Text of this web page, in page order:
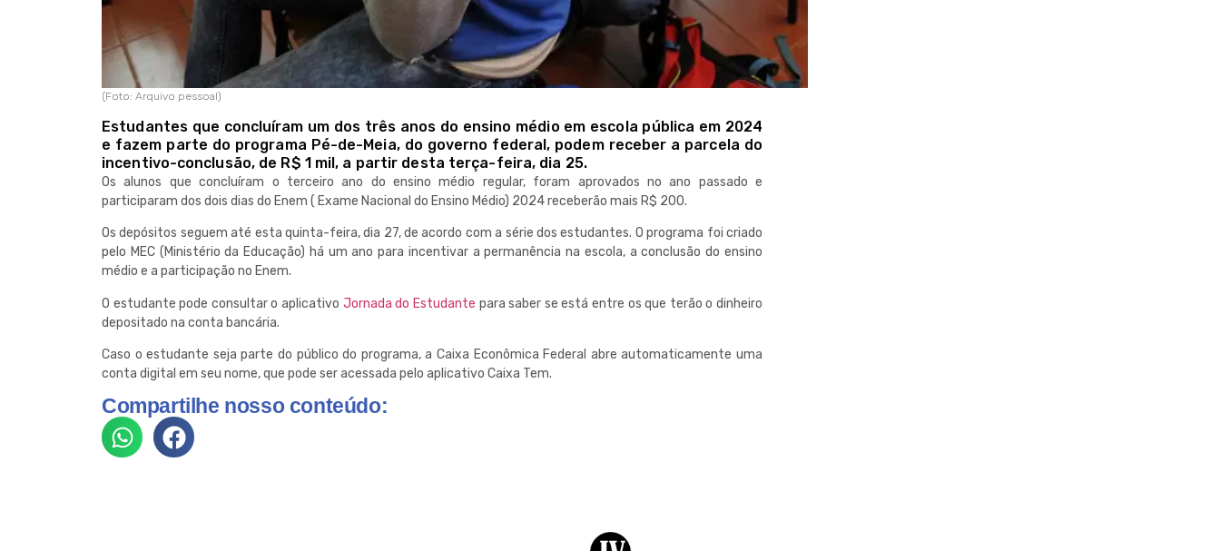
(Foto: Arquivo pessoal)
Estudantes que concluíram um dos três anos do ensino médio em escola pública em 2024
e fazem parte do programa Pé-de-Meia, do governo federal, podem receber a parcela do
incentivo-conclusão, de R$ 1 mil, a partir desta terça-feira, dia 25.
Os alunos que concluíram o terceiro ano do ensino médio regular, foram aprovados no ano passado e
participaram dos dois dias do Enem ( Exame Nacional do Ensino Médio) 2024 receberão mais R$ 200.
Os depósitos seguem até esta quinta-feira, dia 27, de acordo com a série dos estudantes. O programa foi criado
pelo MEC (Ministério da Educação) há um ano para incentivar a permanência na escola, a conclusão do ensino
médio e a participação no Enem.
O estudante pode consultar o aplicativo Jornada do Estudante para saber se está entre os que terão o dinheiro
depositado na conta bancária.
Caso o estudante seja parte do público do programa, a Caixa Econômica Federal abre automaticamente uma
conta digital em seu nome, que pode ser acessada pelo aplicativo Caixa Tem.
Compartilhe nosso conteúdo: